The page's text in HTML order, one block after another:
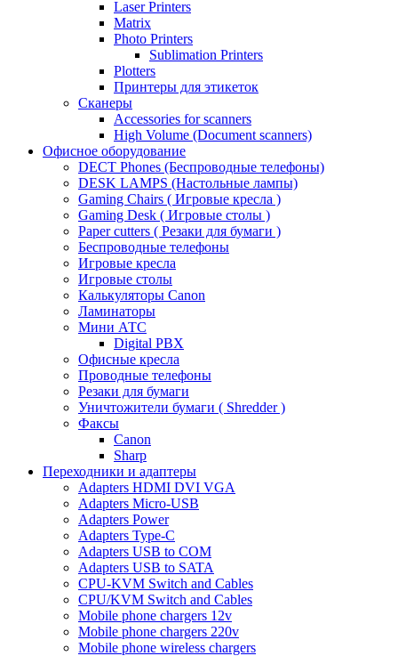
Laser Printers
Matrix
Photo Printers
Sublimation Printers
Plotters
Принтеры для этикеток
Сканеры
Accessories for scanners
High Volume (Document scanners)
Офисное оборудование
DECT Phones (Беспроводные телефоны)
DESK LAMPS (Настольные лампы)
Gaming Chairs ( Игровые кресла )
Gaming Desk ( Игровые столы )
Paper cutters ( Резаки для бумаги )
Беспроводные телефоны
Игровые кресла
Игровые столы
Калькуляторы Canon
Ламинаторы
Мини АТС
Digital PBX
Офисные кресла
Проводные телефоны
Резаки для бумаги
Уничтожители бумаги ( Shredder )
Факсы
Canon
Sharp
Переходники и адаптеры
Adapters HDMI DVI VGA
Adapters Micro-USB
Adapters Power
Adapters Type-C
Adapters USB to COM
Adapters USB to SATA
CPU-KVM Switch and Cables
CPU/KVM Switch and Cables
Mobile phone chargers 12v
Mobile phone chargers 220v
Mobile phone wireless chargers